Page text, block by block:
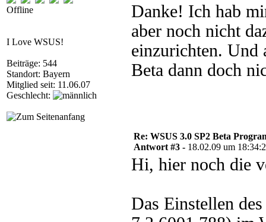
Offline
I Love WSUS!
Beiträge: 544
Standort: Bayern
Mitglied seit: 11.06.07
Geschlecht:
Danke! Ich hab
aber noch nicht
einzurichten.
Beta dann doch
Re: WSUS 3.0 SP2 Beta
Antwort #3 - 18.02.09 um
Hi, hier noch die
Das Einstellen